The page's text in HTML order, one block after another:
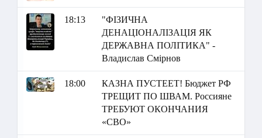
18:13
"ФІЗИЧНА
ДЕНАЦІОНАЛІЗАЦІЯ ЯК
ДЕРЖАВНА ПОЛІТИКА" -
Владислав Смірнов
18:00
КАЗНА ПУСТЕЕТ! Бюджет РФ
ТРЕЩИТ ПО ШВАМ. Россияне
ТРЕБУЮТ ОКОНЧАНИЯ
«СВО»